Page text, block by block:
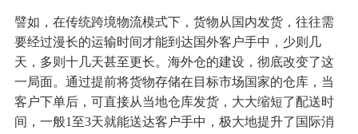
譬如，在传统跨境物流模式下，货物从国内发货，往往需
要经过漫长的运输时间才能到达国外客户手中，少则几
天，多则十几天甚至更长。海外仓的建设，彻底改变了这
一局面。通过提前将货物存储在目标市场国家的仓库，当
客户下单后，可直接从当地仓库发货，大大缩短了配送时
间，一般1至3天就能送达客户手中，极大地提升了国际消